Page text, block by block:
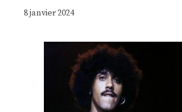
8 janvier 2024